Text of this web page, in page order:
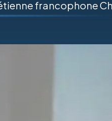
francophone